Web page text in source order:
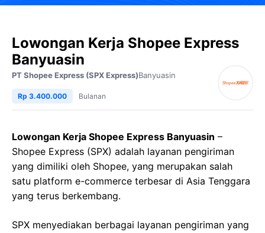
Lowongan Kerja Shopee Express
Banyuasin
PT Shopee Express (SPX Express)Banyuasin
Rp 3.400.000 Bulanan
Lowongan Kerja Shopee Express Banyuasin –
Shopee Express (SPX) adalah layanan pengiriman
yang dimiliki oleh Shopee, yang merupakan salah
satu platform e-commerce terbesar di Asia Tenggara
yang terus berkembang.
SPX menyediakan berbagai layanan pengiriman yang